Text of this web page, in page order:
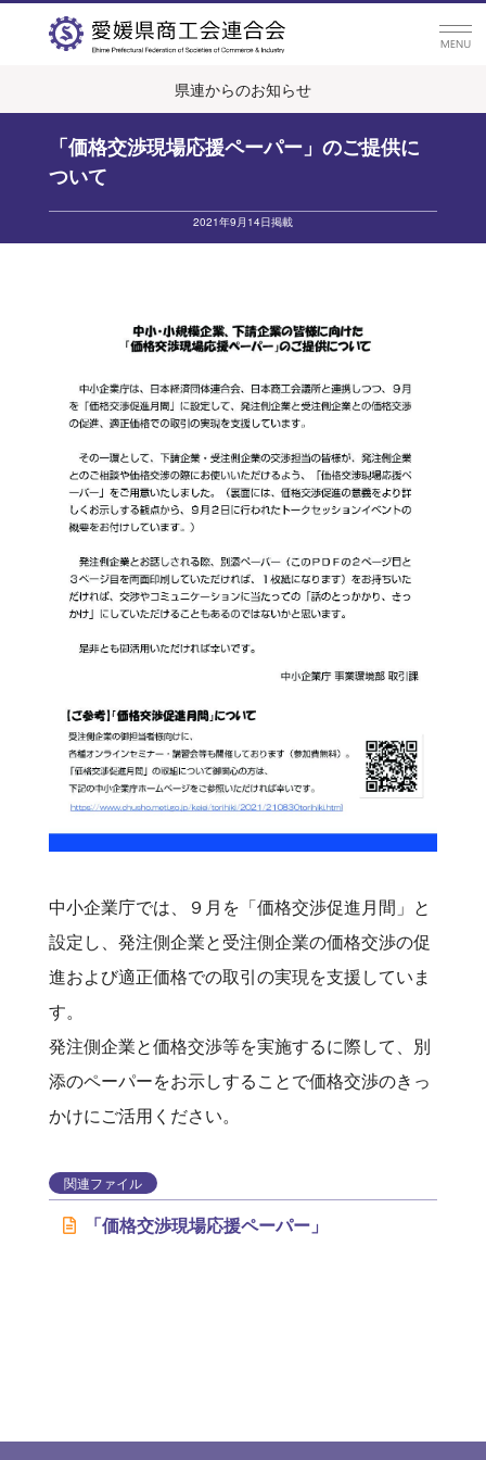
県連からのお知らせ
「価格交渉現場応援ペーパー」のご提供に
ついて
2021年9月14日掲載
中小企業庁では、９月を「価格交渉促進月間」と
設定し、発注側企業と受注側企業の価格交渉の促
進および適正価格での取引の実現を支援していま
す。
発注側企業と価格交渉等を実施するに際して、別
添のペーパーをお示しすることで価格交渉のきっ
かけにご活用ください。
関連ファイル
「価格交渉現場応援ペーパー」